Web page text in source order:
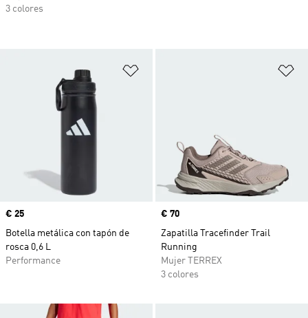
Precio
€ 25
Botella metálica con tapón de
rosca 0,6 L
Performance
Precio
€ 70
Zapatilla Tracefinder Trail
Running
Mujer TERREX
3 colores
3 colores